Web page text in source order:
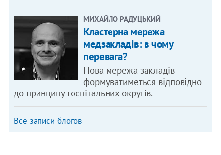
МИХАЙЛО РАДУЦЬКИЙ
Кластерна мережа
медзакладів: в чому
перевага?
Нова мережа закладів
формуватиметься відповідно
до принципу госпітальних округів.
Все записи блогов